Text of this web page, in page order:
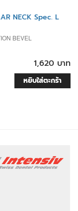
NECK Spec. L
BEVEL
1,620 บาท
หยิบใส่ตะกร้า